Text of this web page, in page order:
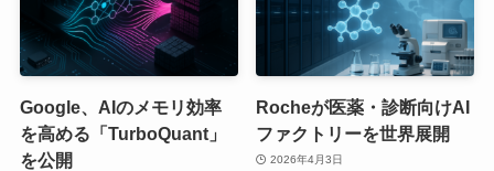
Google、AIのメモリ効率
を高める「TurboQuant」
を公開
Rocheが医薬・診断向けAI
ファクトリーを世界展開
2026年4月3日